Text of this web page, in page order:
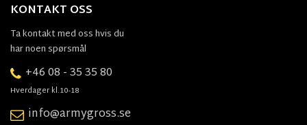
KONTAKT OSS
Ta kontakt med oss hvis du
har noen spørsmål
+46 08 - 35 35 80
Hverdager kl.10-18
info@armygross.se